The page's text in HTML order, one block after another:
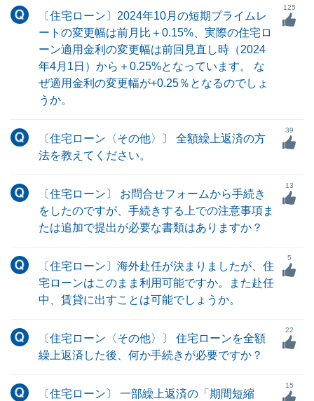
〔住宅ローン〕2024年10月の短期プライムレ
ートの変更幅は前月比＋0.15%、実際の住宅ロ
ーン適用金利の変更幅は前回見直し時（2024
年4月1日）から＋0.25%となっています。 な
ぜ適用金利の変更幅が+0.25％となるのでしょ
うか。
125
〔住宅ローン〈その他〉〕 全額繰上返済の方
法を教えてください。
39
〔住宅ローン〕 お問合せフォームから手続き
をしたのですが、手続きする上での注意事項ま
たは追加で提出が必要な書類はありますか？
13
〔住宅ローン〕海外赴任が決まりましたが、住
宅ローンはこのまま利用可能ですか。また赴任
中、賃貸に出すことは可能でしょうか。
5
〔住宅ローン〈その他〉〕 住宅ローンを全額
繰上返済した後、何か手続きが必要ですか？
22
〔住宅ローン〕 一部繰上返済の「期間短縮
15